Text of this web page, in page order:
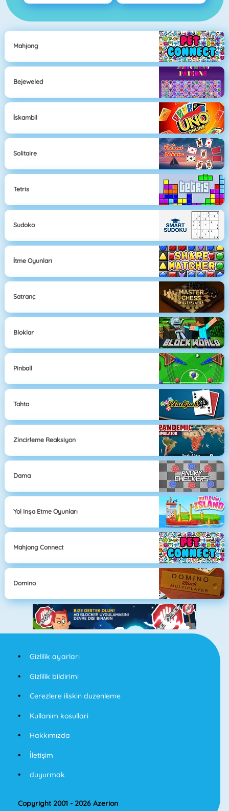
Mahjong
Bejeweled
İskambil
Solitaire
Tetris
Sudoko
İtme Oyunları
Satranç
Bloklar
Pinball
Tahta
Zincirleme Reaksiyon
Dama
Yol Inşa Etme Oyunları
Mahjong Connect
Domino
Gizlilik ayarları
Gizlilik bildirimi
Cerezlere iliskin duzenleme
Kullanim kosullari
Hakkımızda
İletişim
duyurmak
Copyright 2001 - 2026 Azerion